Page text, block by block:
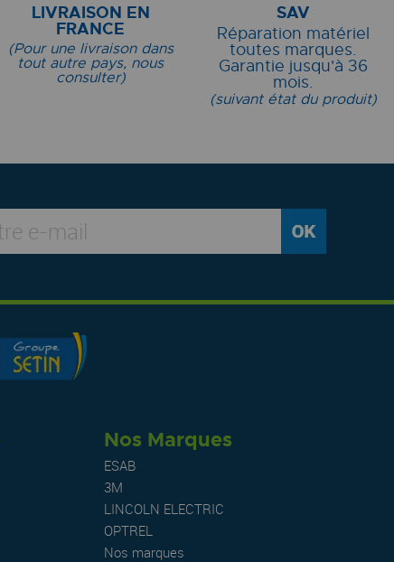
LIVRAISON EN
FRANCE
(Pour une livraison dans
tout autre pays, nous
consulter)
SAV
Réparation matériel
toutes marques.
Garantie jusqu'à 36
mois.
(suivant état du produit)
Nos Marques
ESAB
3M
LINCOLN ELECTRIC
OPTREL
Nos marques